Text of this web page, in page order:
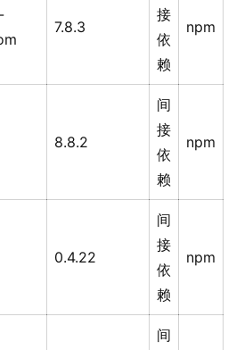
7.8.3
接
依
赖
npm
8.8.2
间
接
依
赖
npm
0.4.22
间
接
依
赖
npm
间